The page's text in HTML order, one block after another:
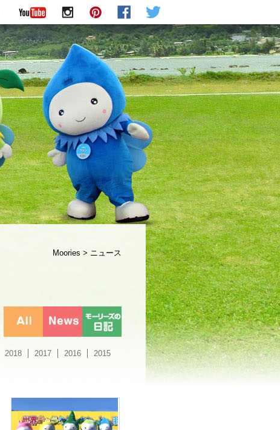
Moories > ニュース
2018 2017 2016
2015